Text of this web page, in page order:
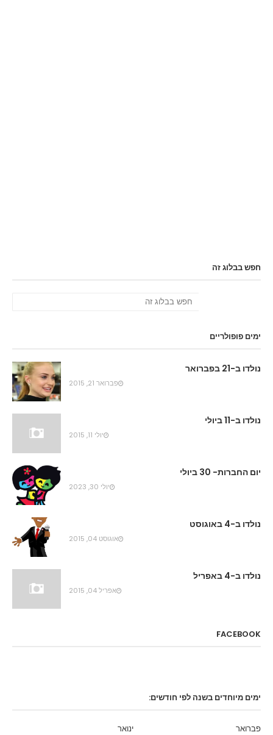
חפש בבלוג זה
ימים פופולריים
נולדו ב-21 בפברואר
פברואר 21, 2015
נולדו ב-11 ביולי
יולי 11, 2015
יום החברות- 30 ביולי
יולי 30, 2023
נולדו ב-4 באוגוסט
אוגוסט 04, 2015
נולדו ב-4 באפריל
אפריל 04, 2015
FACEBOOK
ימים מיוחדים בשנה לפי חודשים:
ינואר
פברואר